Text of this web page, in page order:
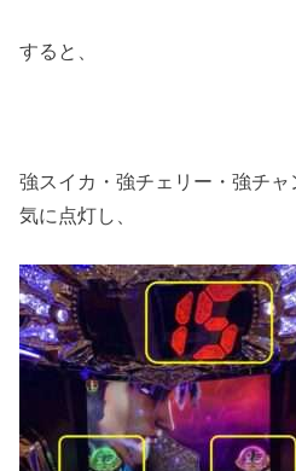
すると、
強スイカ・強チェリー・強チ
気に点灯し、